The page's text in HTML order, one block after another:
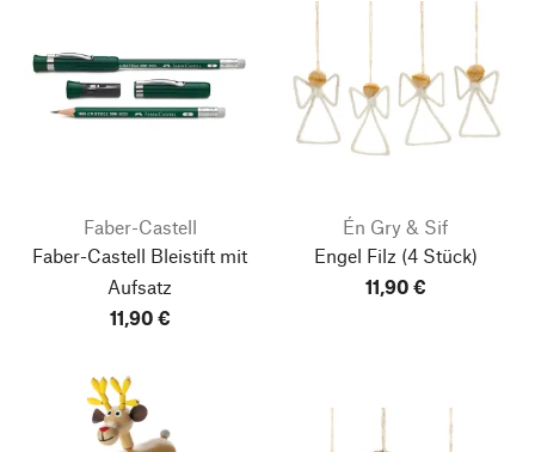
Faber-Castell
Faber-Castell Bleistift mit
Aufsatz
11,90 €
Én Gry & Sif
Engel Filz (4 Stück)
11,90 €